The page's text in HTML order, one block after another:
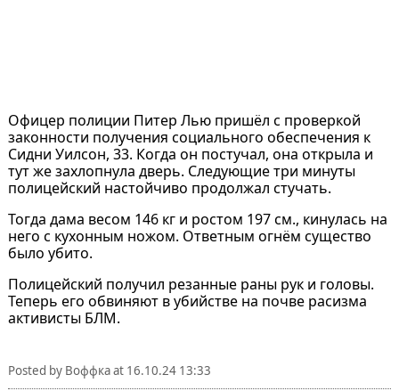
Офицер полиции Питер Лью пришёл с проверкой
законности получения социального обеспечения к
Сидни Уилсон, 33. Когда он постучал, она открыла и
тут же захлопнула дверь. Следующие три минуты
полицейский настойчиво продолжал стучать.
Тогда дама весом 146 кг и ростом 197 см., кинулась на
него с кухонным ножом. Ответным огнём существо
было убито.
Полицейский получил резанные раны рук и головы.
Теперь его обвиняют в убийстве на почве расизма
активисты БЛМ.
Posted by Воффкаat 16.10.24 13:33